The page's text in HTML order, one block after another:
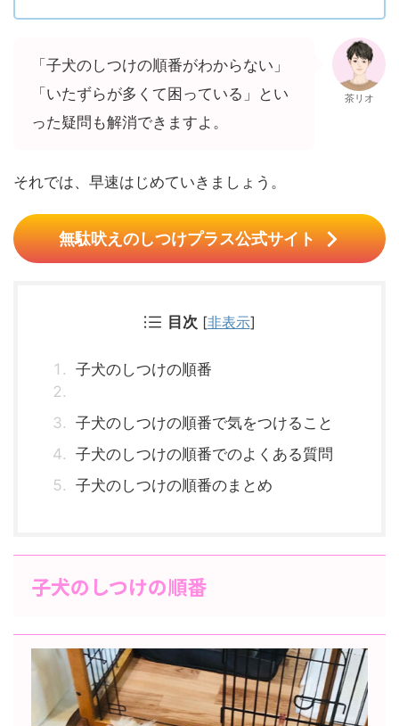
「子犬のしつけの順番がわからない」
「いたずらが多くて困っている」とい
った疑問も解消できますよ。
茶リオ
それでは、早速はじめていきましょう。
無駄吠えのしつけプラス公式サイト
目次 [非表示]
子犬のしつけの順番
子犬のしつけの順番で気をつけること
子犬のしつけの順番でのよくある質問
子犬のしつけの順番のまとめ
子犬のしつけの順番